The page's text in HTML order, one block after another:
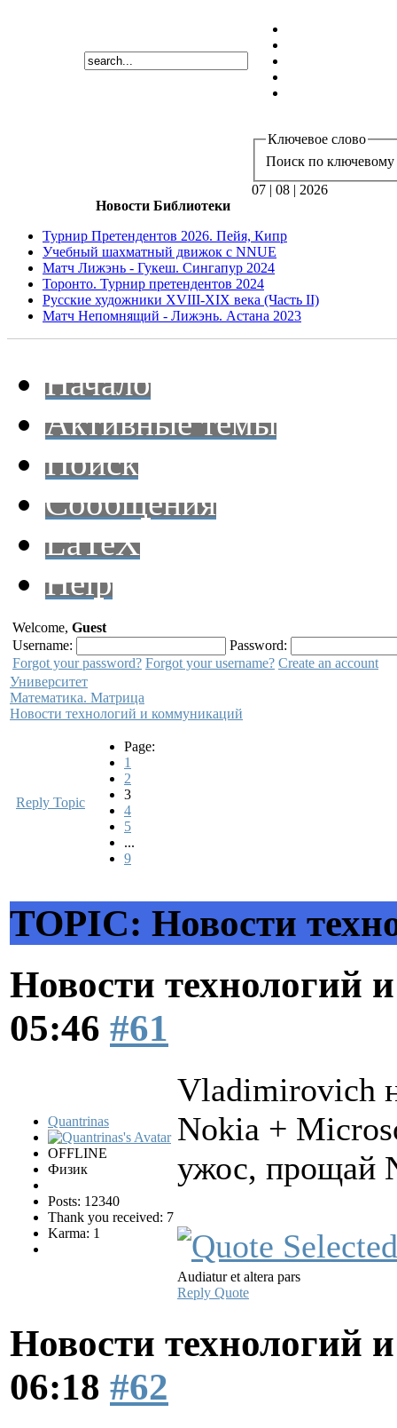
Ключевое слово
Поиск по ключевому
07 | 08 | 2026
Новости Библиотеки
Турнир Претендентов 2026. Пейя, Кипр
Учебный шахматный движок с NNUE
Матч Лижэнь - Гукеш. Сингапур 2024
Торонто. Турнир претендентов 2024
Русские художники XVIII-XIX века (Часть II)
Матч Непомнящий - Лижэнь. Астана 2023
Начало
Активные темы
Поиск
Сообщения
LaTeX
Help
Welcome, Guest
Username:
Password:
Forgot your password? Forgot your username? Create an account
Университет
Математика. Матрица
Новости технологий и коммуникаций
Reply Topic
Page:
1
2
3
4
5
...
9
TOPIC: Новости
Новости технологий
05:46 #61
Quantrinas
OFFLINE
Физик
Posts: 12340
Thank you received: 7
Karma: 1
Vladimirovich
Nokia +
ужос, прощай
Audiatur et altera pars
Reply Quote
Новости технологий
06:18 #62